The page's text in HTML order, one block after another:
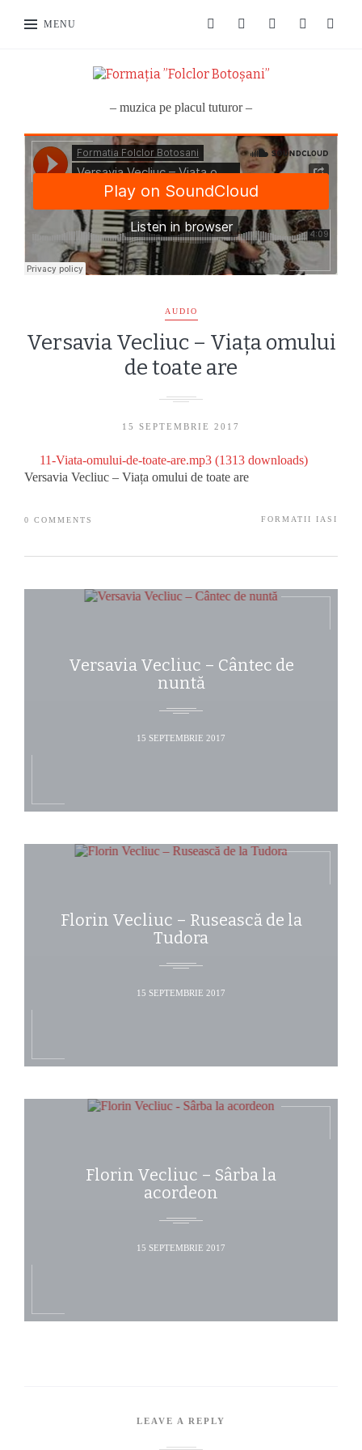
MENU
– muzica pe placul tuturor –
AUDIO
Versavia Vecliuc – Viața omului
de toate are
15 SEPTEMBRIE 2017
11-Viata-omului-de-toate-are.mp3 (1313 downloads)
Versavia Vecliuc – Viața omului de toate are
0 COMMENTS
FORMATII IASI
POPULARA
VERSAVIA VECLIUC ARTIST
Versavia Vecliuc – Cântec de
nuntă
15 SEPTEMBRIE 2017
Florin Vecliuc – Rusească de la
Tudora
15 SEPTEMBRIE 2017
Florin Vecliuc – Sârba la
acordeon
15 SEPTEMBRIE 2017
LEAVE A REPLY